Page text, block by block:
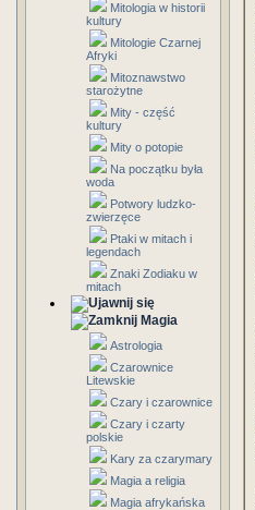
Mitologia w historii
kultury
Mitologie Czarnej
Afryki
Mitoznawstwo
starożytne
Mity - część
kultury
Mity o potopie
Na początku była
woda
Potwory ludzko-
zwierzęce
Ptaki w mitach i
legendach
Znaki Zodiaku w
mitach
Magia
Astrologia
Czarownice
Litewskie
Czary i czarownice
Czary i czarty
polskie
Kary za czarymary
Magia a religia
Magia afrykańska